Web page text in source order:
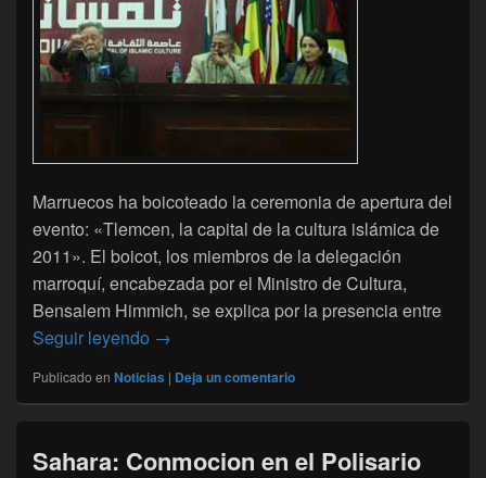
Marruecos ha boicoteado la ceremonia de apertura del
evento: «Tlemcen, la capital de la cultura islámica de
2011». El boicot, los miembros de la delegación
marroquí, encabezada por el Ministro de Cultura,
Bensalem Himmich, se explica por la presencia entre
Seguir leyendo Sahara Occidental: Marruecos boicotea
→
Publicado en Noticias | Deja un comentario
Sahara: Conmocion en el Polisario